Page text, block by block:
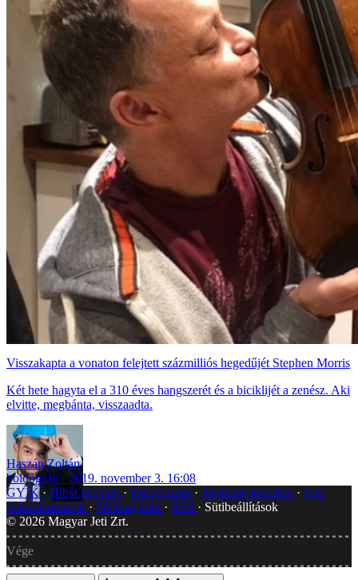
Visszakapta a vonaton felejtett százmilliós hegedűjét Stephen Morris
Két hete hagyta el a 310 éves hangszerét és a biciklijét a zenész. Aki
elvitte, megbánta, visszaadta.
Haszán Zoltán
boldogság
2019. november 3. 16:08
GYIK
Hibát jelentek Impresszum Javítások kezelése
Jogi
dokumentumok
Médiaajánlat RSS
Sütibeállítások
© 2026 Magyar Jeti Zrt.
Vége